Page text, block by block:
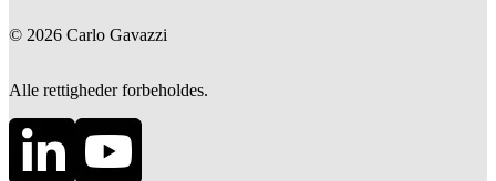
© 2026 Carlo Gavazzi
Alle rettigheder forbeholdes.